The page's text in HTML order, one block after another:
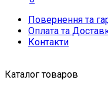
Повернення та
Оплата та
Контакти
Каталог товаров